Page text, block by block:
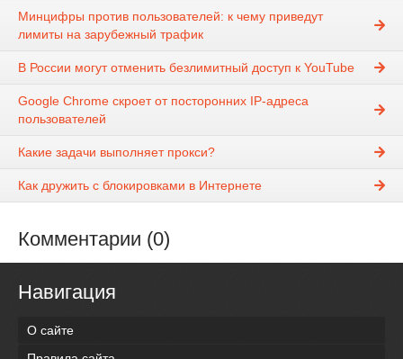
Минцифры против пользователей: к чему приведут
лимиты на зарубежный трафик
В России могут отменить безлимитный доступ к YouTube
Google Chrome скроет от посторонних IP-адреса
пользователей
Какие задачи выполняет прокси?
Как дружить с блокировками в Интернете
Комментарии (0)
Навигация
О сайте